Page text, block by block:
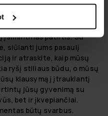
susitinka su
išmanieji laikrodžiai,
jūsų kasdienybę,
įsimintinas patirtis. Su
siūlanti jums pasaulį
ir atraskite, kaip mūsų
ryšį stiliaus būdu, o mūsų
klausymą į įtraukiantį
jūsų gyvenimą su
bet ir įkvepiančiai.
būtų svarbus.